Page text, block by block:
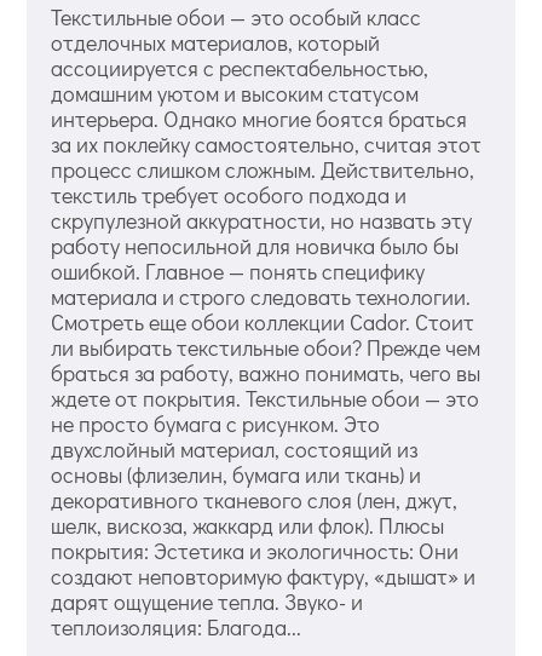
Текстильные обои — это особый класс
отделочных материалов, который
ассоциируется с респектабельностью,
домашним уютом и высоким статусом
интерьера. Однако многие боятся браться
за их поклейку самостоятельно, считая этот
процесс слишком сложным. Действительно,
текстиль требует особого подхода и
скрупулезной аккуратности, но назвать эту
работу непосильной для новичка было бы
ошибкой. Главное — понять специфику
материала и строго следовать технологии.
Смотреть еще обои коллекции Cador. Стоит
ли выбирать текстильные обои? Прежде чем
браться за работу, важно понимать, чего вы
ждете от покрытия. Текстильные обои — это
не просто бумага с рисунком. Это
двухслойный материал, состоящий из
основы (флизелин, бумага или ткань) и
декоративного тканевого слоя (лен, джут,
шелк, вискоза, жаккард или флок). Плюсы
покрытия: Эстетика и экологичность: Они
создают неповторимую фактуру, «дышат» и
дарят ощущение тепла. Звуко- и
теплоизоляция: Благода...